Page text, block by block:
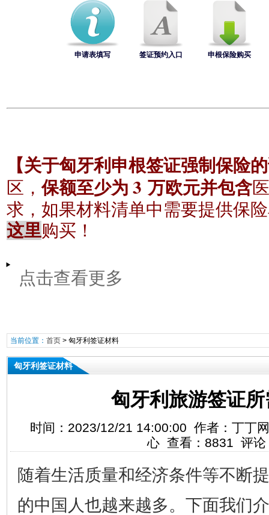
申请表填写 签证预约入口 申根保险购买
【关于匈牙利申根签证强制保险
区，保额至少为 3 万欧元并包含
求，如果材料清单中需要提供保
这里购买！
点击查看更多
当前位置： 首页> 匈牙利签证材料
匈牙利签证材料
匈牙利旅游签证
时间：2023/12/21 14:00:00 作者：丁丁
心 查看：8831 评论
随着生活质量和经济条件等不断
的中国人也越来越多。下面我们